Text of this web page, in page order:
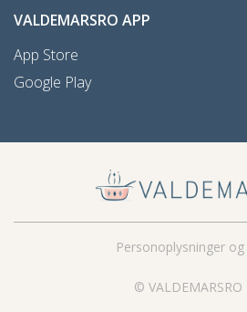
VALDEMARSRO APP
App Store
Google Play
© VALDEMARSRO
Personoplysninger